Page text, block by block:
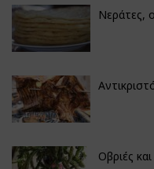
Νεράτες,
Οβριές